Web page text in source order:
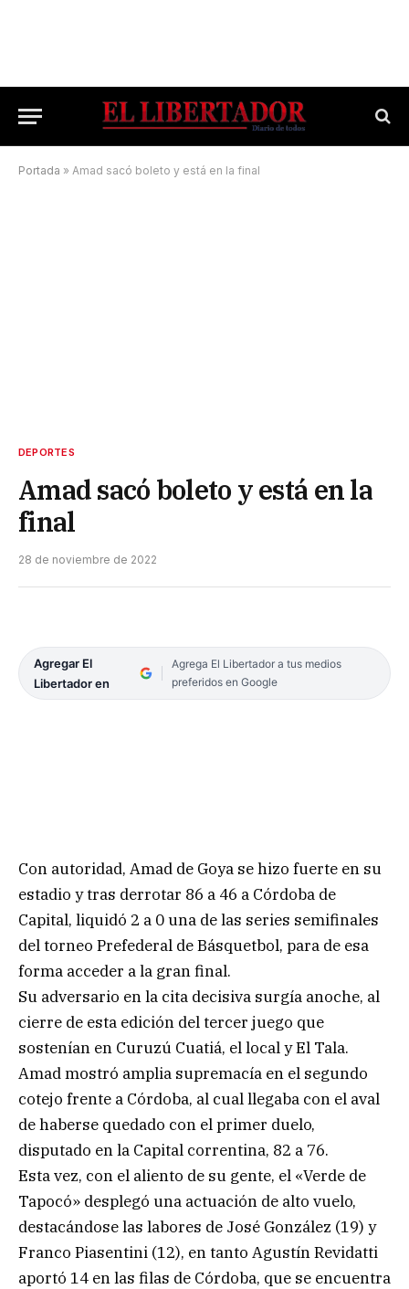
Portada » Amad sacó boleto y está en la final
DEPORTES
Amad sacó boleto y está en la
final
28 de noviembre de 2022
Agregar El
Libertador en
Agrega El Libertador a tus medios
preferidos en Google
Con autoridad, Amad de Goya se hizo fuerte en su
estadio y tras derrotar 86 a 46 a Córdoba de
Capital, liquidó 2 a 0 una de las series semifinales
del torneo Prefederal de Básquetbol, para de esa
forma acceder a la gran final.
Su adversario en la cita decisiva surgía anoche, al
cierre de esta edición del tercer juego que
sostenían en Curuzú Cuatiá, el local y El Tala.
Amad mostró amplia supremacía en el segundo
cotejo frente a Córdoba, al cual llegaba con el aval
de haberse quedado con el primer duelo,
disputado en la Capital correntina, 82 a 76.
Esta vez, con el aliento de su gente, el «Verde de
Tapocó» desplegó una actuación de alto vuelo,
destacándose las labores de José González (19) y
Franco Piasentini (12), en tanto Agustín Revidatti
aportó 14 en las filas de Córdoba, que se encuentra